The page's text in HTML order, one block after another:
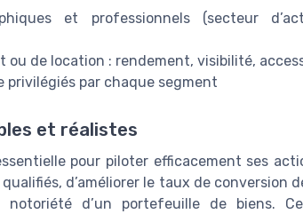
et professionnels (secteur
ou de location : rendement, visibilité,
privilégiés par chaque segment
et réalistes
pour piloter efficacement ses
d’améliorer le taux de conversion
d’un portefeuille de biens.